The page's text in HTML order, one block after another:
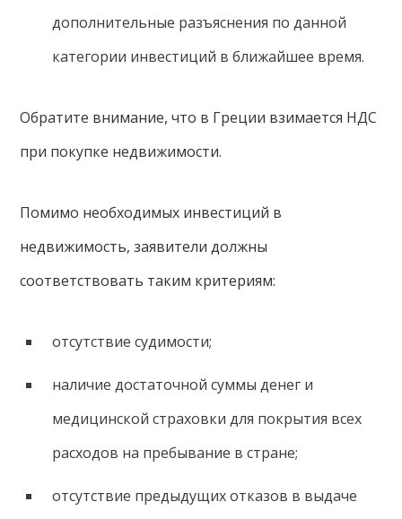
дополнительные разъяснения по данной
категории инвестиций в ближайшее время.
Обратите внимание, что в Греции взимается НДС
при покупке недвижимости.
Помимо необходимых инвестиций в
недвижимость, заявители должны
соответствовать таким критериям:
отсутствие судимости;
наличие достаточной суммы денег и
медицинской страховки для покрытия всех
расходов на пребывание в стране;
отсутствие предыдущих отказов в выдаче